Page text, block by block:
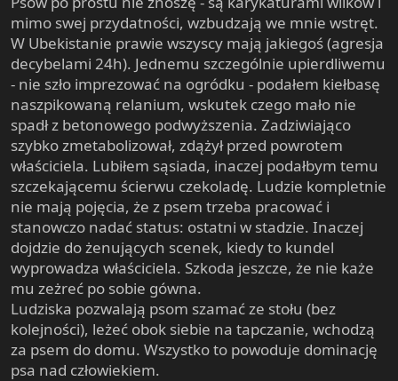
mimo swej przydatności, wzbudzają we mnie wstręt.
W Ubekistanie prawie wszyscy mają jakiegoś (agresja
decybelami 24h). Jednemu szczególnie upierdliwemu
- nie szło imprezować na ogródku - podałem kiełbasę
naszpikowaną relanium, wskutek czego mało nie
spadł z betonowego podwyższenia. Zadziwiająco
szybko zmetabolizował, zdążył przed powrotem
właściciela. Lubiłem sąsiada, inaczej podałbym temu
szczekającemu ścierwu czekoladę. Ludzie kompletnie
nie mają pojęcia, że z psem trzeba pracować i
stanowczo nadać status: ostatni w stadzie. Inaczej
dojdzie do żenujących scenek, kiedy to kundel
wyprowadza właściciela. Szkoda jeszcze, że nie każe
mu zeżreć po sobie gówna.
Ludziska pozwalają psom szamać ze stołu (bez
kolejności), leżeć obok siebie na tapczanie, wchodzą
za psem do domu. Wszystko to powoduje dominację
psa nad człowiekiem.